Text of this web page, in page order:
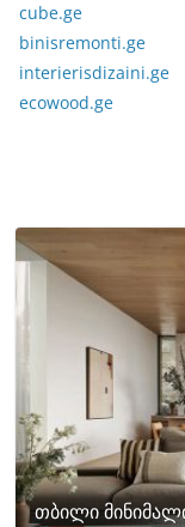
cube.ge
binisremonti.ge
interierisdizaini.ge
ecowood.ge
თბილი